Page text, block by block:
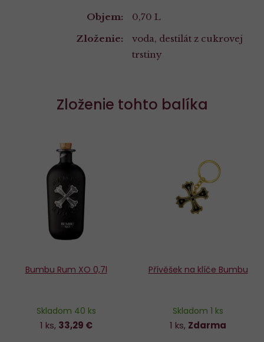
Objem:
0,70 L
Zloženie:
voda, destilát z cukrovej
trstiny
Zloženie tohto balíka
Bumbu Rum XO 0,7l
Skladom 40 ks
1 ks, 33,29 €
Přívěšek na klíče Bumbu
Skladom 1 ks
1 ks, Zdarma